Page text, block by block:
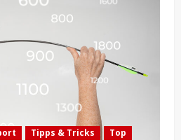
Tipps & Tricks Top